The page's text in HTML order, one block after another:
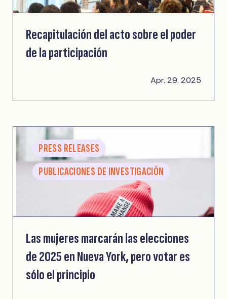
Recapitulación del acto sobre el poder
de la participación
Apr. 29. 2025
PRESS RELEASES
PUBLICACIONES DE INVESTIGACIÓN
Las mujeres marcarán las elecciones
de 2025 en Nueva York, pero votar es
sólo el principio